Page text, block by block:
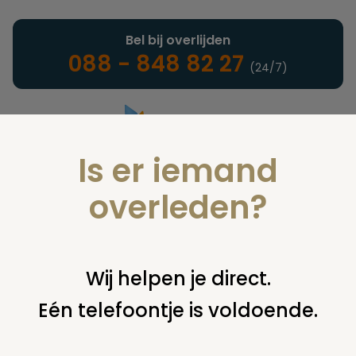
Landelijke uitvaartonderneming
Bel bij overlijden
088 - 848 82 27 (24/7)
U bent hier: home infotheek woordenlijst l lyofilisatie
Is er iemand
overleden?
Wij helpen je direct.
Eén telefoontje is voldoende.